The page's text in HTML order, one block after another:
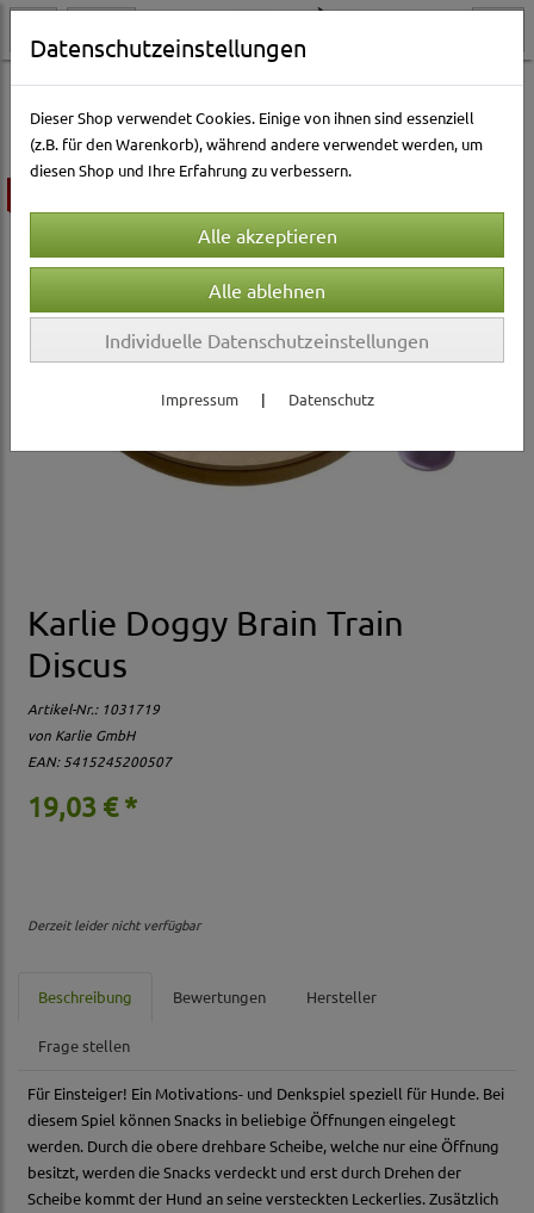
Hundewelt Hundespielzeug & Sport Intelligenz
Karlie Doggy Brain Train
Discus
Artikel-Nr.: 1031719
von Karlie GmbH
EAN: 5415245200507
19,03 € *
Derzeit leider nicht verfügbar
Beschreibung Bewertungen Hersteller
Frage stellen
Für Einsteiger! Ein Motivations- und Denkspiel speziell für Hunde. Bei
diesem Spiel können Snacks in beliebige Öffnungen eingelegt
werden. Durch die obere drehbare Scheibe, welche nur eine Öffnung
besitzt, werden die Snacks verdeckt und erst durch Drehen der
Scheibe kommt der Hund an seine versteckten Leckerlies. Zusätzlich
Datenschutzeinstellungen
Dieser Shop verwendet Cookies. Einige von ihnen sind essenziell
(z.B. für den Warenkorb), während andere verwendet werden, um
diesen Shop und Ihre Erfahrung zu verbessern.
Individuelle Datenschutzeinstellungen
Impressum | Datenschutz